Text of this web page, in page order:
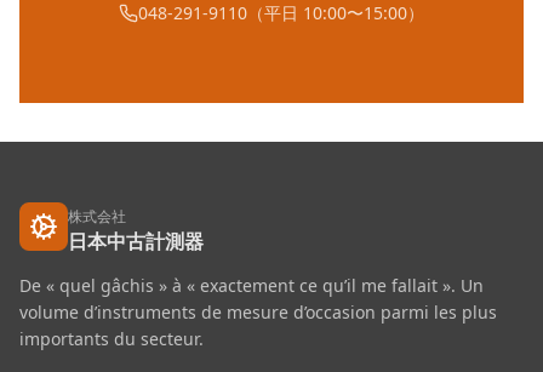
048-291-9110（平日 10:00〜15:00）
株式会社
日本中古計測器
De « quel gâchis » à « exactement ce qu’il me fallait ». Un
volume d’instruments de mesure d’occasion parmi les plus
importants du secteur.